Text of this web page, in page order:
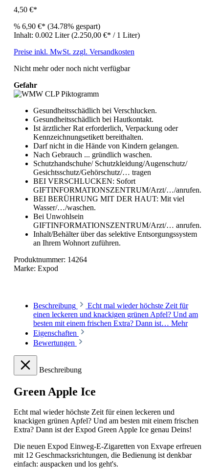
4,50 €*
% 6,90 €* (34.78% gespart)
Inhalt: 0.002 Liter(2.250,00 €* / 1 Liter)
Preise inkl. MwSt. zzgl. Versandkosten
Nicht mehr oder noch nicht verfügbar
Gefahr
Gesundheitsschädlich bei Verschlucken.
Gesundheitsschädlich bei Hautkontakt.
Ist ärztlicher Rat erforderlich, Verpackung oder
Kennzeichnungsetikett bereithalten.
Darf nicht in die Hände von Kindern gelangen.
Nach Gebrauch ... gründlich waschen.
Schutzhandschuhe/ Schutzkleidung/Augenschutz/
Gesichtsschutz/Gehörschutz/… tragen
BEI VERSCHLUCKEN: Sofort
GIFTINFORMATIONSZENTRUM/Arzt/…/anrufen.
BEI BERÜHRUNG MIT DER HAUT: Mit viel
Wasser/…/waschen.
Bei Unwohlsein
GIFTINFORMATIONSZENTRUM/Arzt/… anrufen.
Inhalt/Behälter über das selektive Entsorgungssystem
an Ihrem Wohnort zuführen.
Produktnummer: 14264
Marke: Expod
Beschreibung
Echt mal wieder höchste Zeit für
einen leckeren und knackigen grünen Apfel? Und am
besten mit einem frischen Extra? Dann ist… Mehr
Eigenschaften
Bewertungen
Beschreibung
Green Apple Ice
Echt mal wieder höchste Zeit für einen leckeren und
knackigen grünen Apfel? Und am besten mit einem frischen
Extra? Dann ist der Expod Green Apple Ice genau Deins!
Die neuen Expod Einweg-E-Zigaretten von Exvape erfreuen
mit 12 Geschmacksrichtungen, die Bedienung ist denkbar
einfach: auspacken und los geht's.